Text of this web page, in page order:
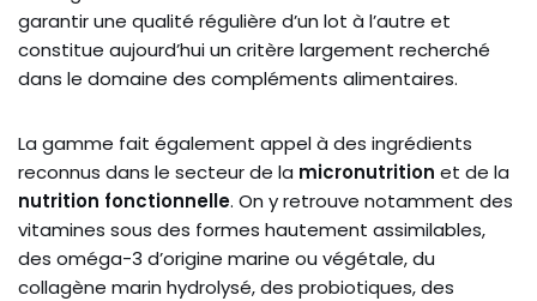
garantir une qualité régulière d’un lot à l’autre et
constitue aujourd’hui un critère largement recherché
dans le domaine des compléments alimentaires.
La gamme fait également appel à des ingrédients
reconnus dans le secteur de la micronutrition et de la
nutrition fonctionnelle. On y retrouve notamment des
vitamines sous des formes hautement assimilables,
des oméga-3 d’origine marine ou végétale, du
collagène marin hydrolysé, des probiotiques, des